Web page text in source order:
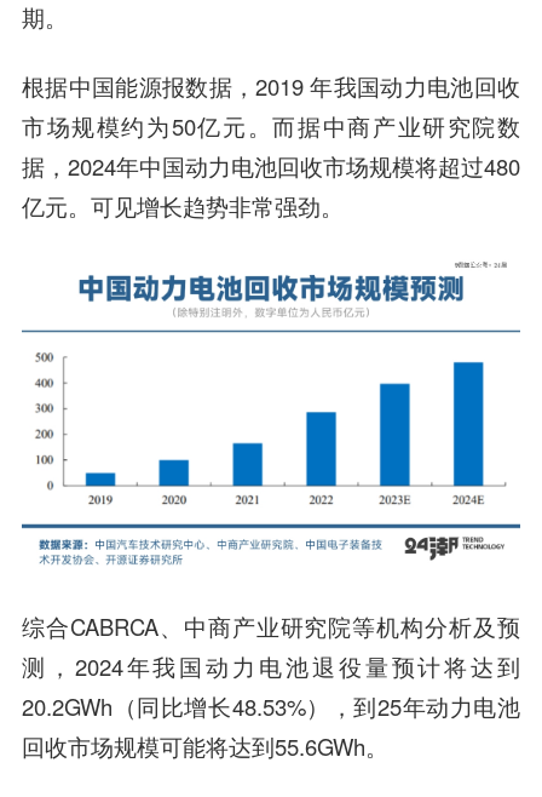
期。
根据中国能源报数据，2019 年我国动力电池回收
市场规模约为50亿元。而据中商产业研究院数
据，2024年中国动力电池回收市场规模将超过480
亿元。可见增长趋势非常强劲。
综合CABRCA、中商产业研究院等机构分析及预
测，2024年我国动力电池退役量预计将达到
20.2GWh（同比增长48.53%），到25年动力电池
回收市场规模可能将达到55.6GWh。